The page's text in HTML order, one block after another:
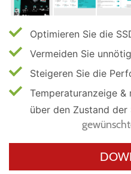
Optimieren Sie die
Vermeiden Sie
Steigeren Sie die
Temperaturanzeige
über den Zustand der